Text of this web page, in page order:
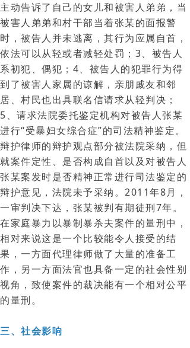
主动告诉了自己的女儿和被害人弟弟，当
被害人弟弟和村干部当着张某的面报警
时，被告人并未逃离，其行为应属自首，
依法可以从轻或者减轻处罚；3、被告人
系初犯、偶犯；4、被告人的犯罪行为得
到了被害人家属的谅解，亲朋戚友和邻
居、村民也出具联名信请求从轻判决；
5、请求法院委托鉴定机构对被告人张某
进行“受暴妇女综合症”的司法精神鉴定。
辩护律师的辩护观点部分被法院采纳，但
就案件定性、是否构成自首以及对被告人
张某案发时是否精神正常进行司法鉴定的
辩护意见，法院未予采纳。2011年8月，
一审判决下达，张某被判有期徒刑7年。
在家庭暴力以暴制暴杀夫案件的量刑中，
相对来说这是一个比较能令人接受的结
果，一方面代理律师做了大量的准备工
作，另一方面法官也具备一定的社会性别
视角，致使案件的裁决能有一个相对公平
的量刑。
三、社会影响